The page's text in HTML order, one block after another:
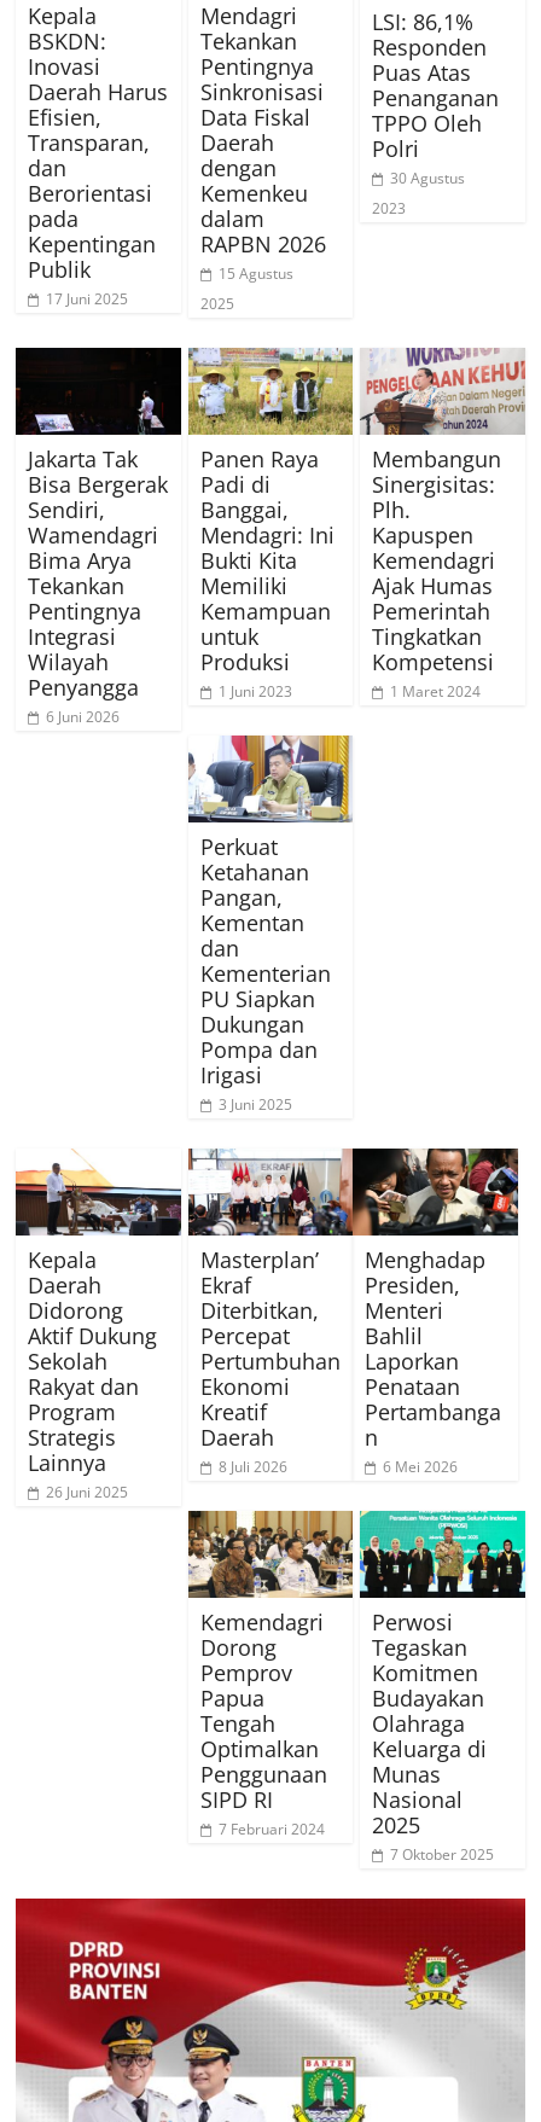
Kepala
BSKDN:
Inovasi
Daerah Harus
Efisien,
Transparan,
dan
Berorientasi
pada
Kepentingan
Publik
17 Juni 2025
Mendagri
Tekankan
Pentingnya
Sinkronisasi
Data Fiskal
Daerah
dengan
Kemenkeu
dalam
RAPBN 2026
15 Agustus
2025
LSI: 86,1%
Responden
Puas Atas
Penanganan
TPPO Oleh
Polri
30 Agustus
2023
Jakarta Tak
Bisa Bergerak
Sendiri,
Wamendagri
Bima Arya
Tekankan
Pentingnya
Integrasi
Wilayah
Penyangga
6 Juni 2026
Panen Raya
Padi di
Banggai,
Mendagri: Ini
Bukti Kita
Memiliki
Kemampuan
untuk
Produksi
1 Juni 2023
Membangun
Sinergisitas:
Plh.
Kapuspen
Kemendagri
Ajak Humas
Pemerintah
Tingkatkan
Kompetensi
1 Maret 2024
Perkuat
Ketahanan
Pangan,
Kementan
dan
Kementerian
PU Siapkan
Dukungan
Pompa dan
Irigasi
3 Juni 2025
Kepala
Daerah
Didorong
Aktif Dukung
Sekolah
Rakyat dan
Program
Strategis
Lainnya
26 Juni 2025
Masterplan’
Ekraf
Diterbitkan,
Percepat
Pertumbuhan
Ekonomi
Kreatif
Daerah
8 Juli 2026
Menghadap
Presiden,
Menteri
Bahlil
Laporkan
Penataan
Pertambanga
n
6 Mei 2026
Kemendagri
Dorong
Pemprov
Papua
Tengah
Optimalkan
Penggunaan
SIPD RI
7 Februari 2024
Perwosi
Tegaskan
Komitmen
Budayakan
Olahraga
Keluarga di
Munas
Nasional
2025
7 Oktober 2025